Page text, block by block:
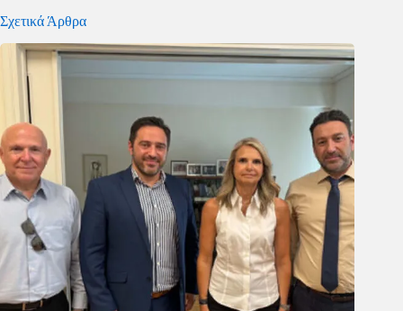
Σχετικά Άρθρα